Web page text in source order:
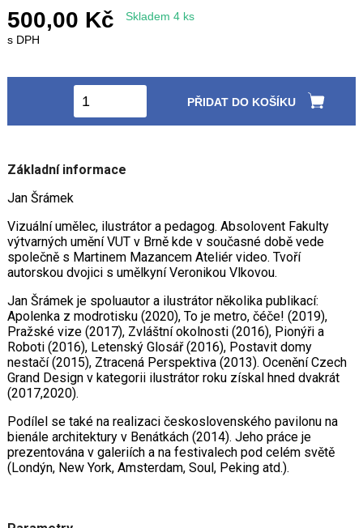
500,00 Kč
Skladem 4 ks
s DPH
PŘIDAT DO KOŠÍKU
Základní informace
Jan Šrámek
Vizuální umělec, ilustrátor a pedagog. Absolovent Fakulty
výtvarných umění VUT v Brně kde v současné době vede
společně s Martinem Mazancem Ateliér video. Tvoří
autorskou dvojici s umělkyní Veronikou Vlkovou.
Jan Šrámek je spoluautor a ilustrátor několika publikací:
Apolenka z modrotisku (2020), To je metro, čéče! (2019),
Pražské vize (2017), Zvláštní okolnosti (2016), Pionýři a
Roboti (2016), Letenský Glosář (2016), Postavit domy
nestačí (2015), Ztracená Perspektiva (2013). Ocenění Czech
Grand Design v kategorii ilustrátor roku získal hned dvakrát
(2017,2020).
Podílel se také na realizaci československého pavilonu na
bienále architektury v Benátkách (2014). Jeho práce je
prezentována v galeriích a na festivalech pod celém světě
(Londýn, New York, Amsterdam, Soul, Peking atd.).